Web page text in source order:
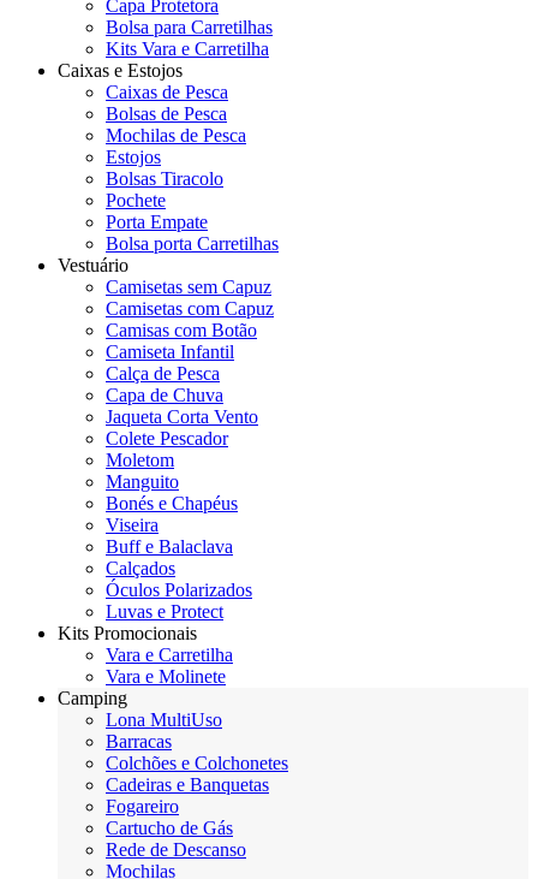
Capa Protetora
Bolsa para Carretilhas
Kits Vara e Carretilha
Caixas e Estojos
Caixas de Pesca
Bolsas de Pesca
Mochilas de Pesca
Estojos
Bolsas Tiracolo
Pochete
Porta Empate
Bolsa porta Carretilhas
Vestuário
Camisetas sem Capuz
Camisetas com Capuz
Camisas com Botão
Camiseta Infantil
Calça de Pesca
Capa de Chuva
Jaqueta Corta Vento
Colete Pescador
Moletom
Manguito
Bonés e Chapéus
Viseira
Buff e Balaclava
Calçados
Óculos Polarizados
Luvas e Protect
Kits Promocionais
Vara e Carretilha
Vara e Molinete
Camping
Lona MultiUso
Barracas
Colchões e Colchonetes
Cadeiras e Banquetas
Fogareiro
Cartucho de Gás
Rede de Descanso
Mochilas